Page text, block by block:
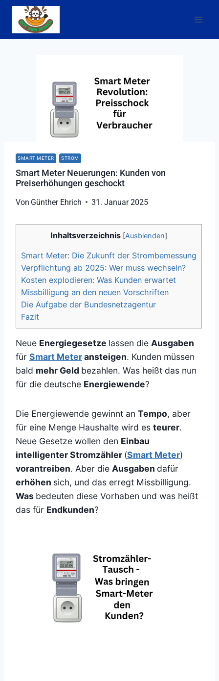
Zum
Inhalt
springen
SMART METER STROM
Smart Meter Neuerungen: Kunden von
Preiserhöhungen geschockt
Von Günther Ehrich 31. Januar 2025
Inhaltsverzeichnis [Ausblenden]
Smart Meter: Die Zukunft der Strombemessung
Verpflichtung ab 2025: Wer muss wechseln?
Kosten explodieren: Was Kunden erwartet
Missbilligung an den neuen Vorschriften
Die Aufgabe der Bundesnetzagentur
Fazit
Neue Energiegesetze lassen die Ausgaben
für Smart Meteransteigen. Kunden müssen
bald mehr Geld bezahlen. Was heißt das nun
für die deutsche Energiewende?
Die Energiewende gewinnt an Tempo, aber
für eine Menge Haushalte wird es teurer.
Neue Gesetze wollen den Einbau
intelligenter Stromzähler (Smart Meter)
vorantreiben. Aber die Ausgaben dafür
erhöhen sich, und das erregt Missbilligung.
Was bedeuten diese Vorhaben und was heißt
das für Endkunden?